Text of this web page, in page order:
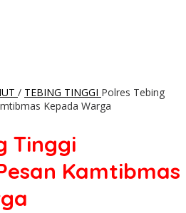
/ TEBING TINGGI Polres Tebing
Kepada Warga
Tinggi
Kamtibmas